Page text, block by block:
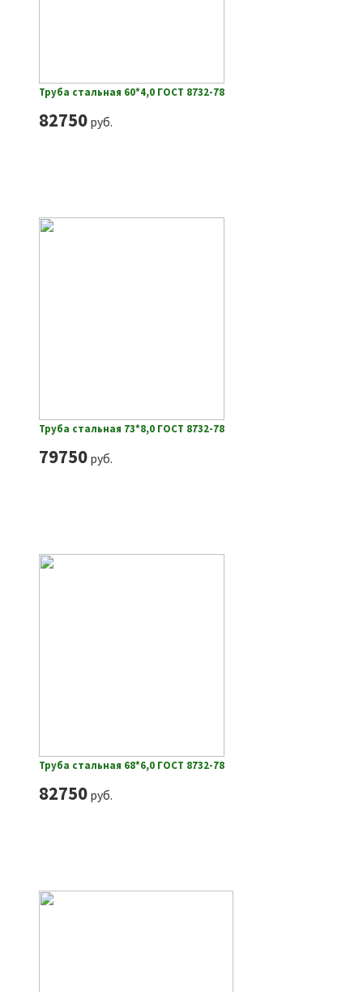
Труба стальная 60*4,0 ГОСТ 8732-78
82750руб.
Труба стальная 73*8,0 ГОСТ 8732-78
79750руб.
Труба стальная 68*6,0 ГОСТ 8732-78
82750руб.